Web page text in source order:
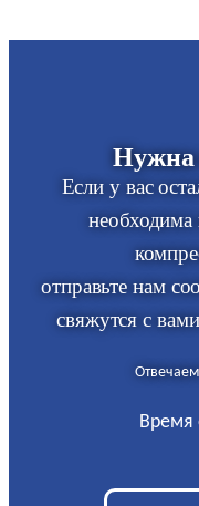
Нужна
Если у вас
необходима
отправьте нам
свяжутся с
Время